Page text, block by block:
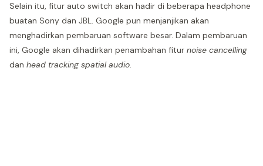
Selain itu, fitur auto switch akan hadir di beberapa headphone
buatan Sony dan JBL. Google pun menjanjikan akan
menghadirkan pembaruan software besar. Dalam pembaruan
ini, Google akan dihadirkan penambahan fitur noise cancelling
dan head tracking spatial audio.